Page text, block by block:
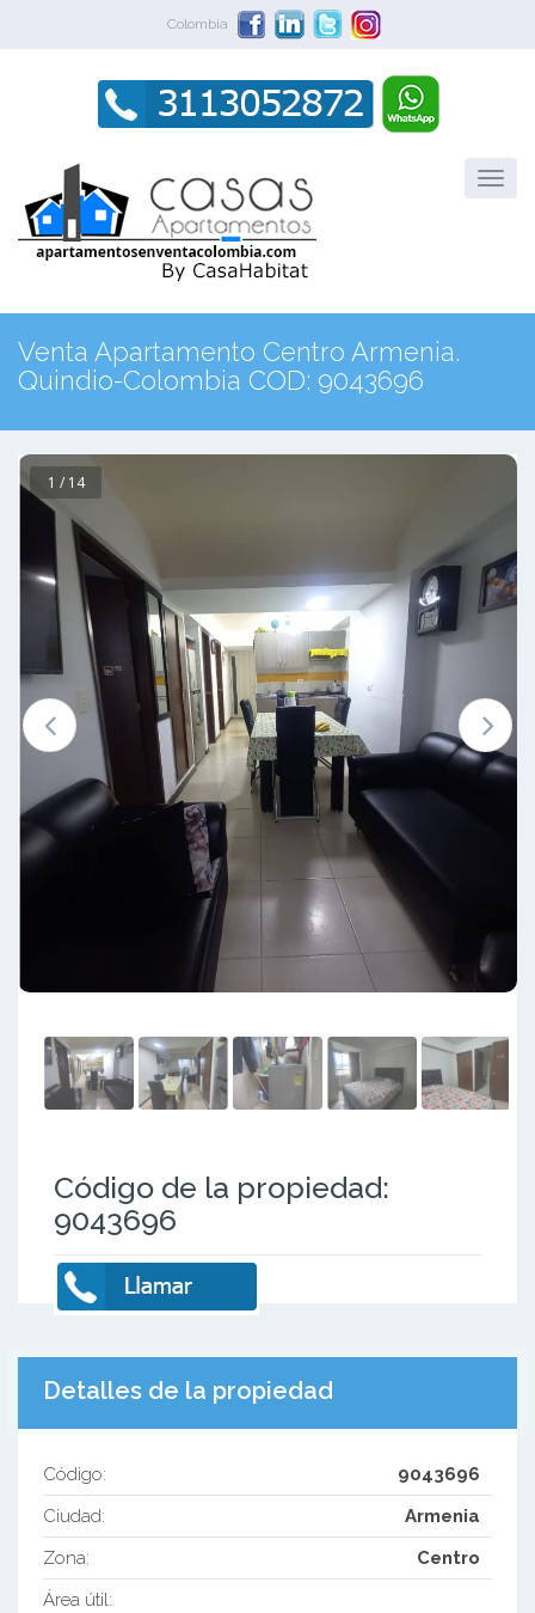
Colombia
Venta Apartamento Centro Armenia.
Quindio-Colombia COD: 9043696
1 / 14
Código de la propiedad:
9043696
Detalles de la propiedad
Código:
9043696
Ciudad:
Armenia
Zona:
Centro
Área útil: